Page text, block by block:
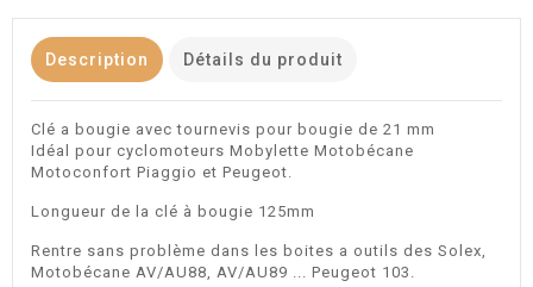
Description Détails du produit
Clé a bougie avec tournevis pour bougie de 21 mm
Idéal pour cyclomoteurs Mobylette Motobécane
Motoconfort Piaggio et Peugeot.
Longueur de la clé à bougie 125mm
Rentre sans problème dans les boites a outils des Solex,
Motobécane AV/AU88, AV/AU89 ... Peugeot 103.